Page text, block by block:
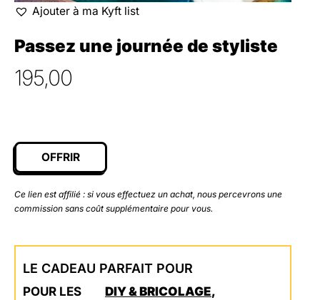
Ajouter à ma Kyft list
Passez une journée de styliste
195,00
OFFRIR
Ce lien est affilié : si vous effectuez un achat, nous percevrons une
commission sans coût supplémentaire pour vous.
LE CADEAU PARFAIT POUR
POUR LES
DIY & BRICOLAGE,